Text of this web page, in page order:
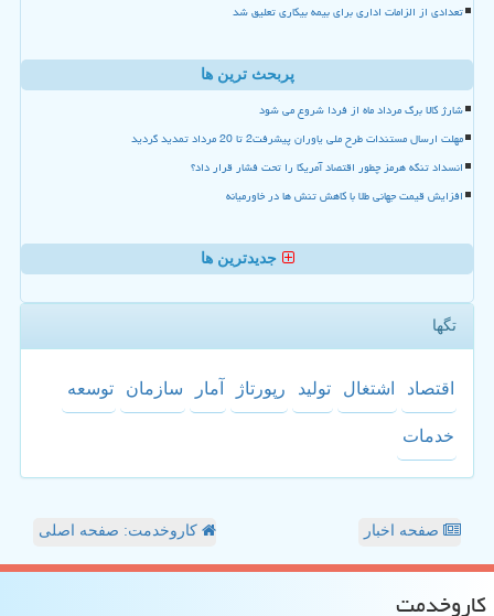
تعدادی از الزامات اداری برای بیمه بیکاری تعلیق شد
پربحث ترین ها
شارژ کالا برگ مرداد ماه از فردا شروع می شود
مهلت ارسال مستندات طرح ملی یاوران پیشرفت2 تا 20 مرداد تمدید گردید
انسداد تنگه هرمز چطور اقتصاد آمریکا را تحت فشار قرار داد؟
افزایش قیمت جهانی طلا با کاهش تنش ها در خاورمیانه
جدیدترین ها
تگها
اقتصاد اشتغال تولید رپورتاژ آمار سازمان توسعه
خدمات
صفحه اخبار کاروخدمت: صفحه اصلی
كاروخدمت